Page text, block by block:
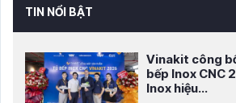
TIN NỔI BẬT
Vinakit công
bếp Inox CNC
Inox hiệu...